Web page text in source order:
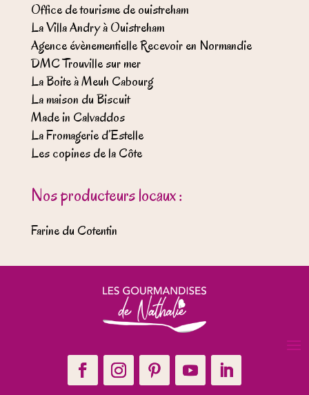
Office de tourisme de ouistreham
La Villa Andry à Ouistreham
Agence évènementielle Recevoir en Normandie
DMC Trouville sur mer
La Boite à Meuh Cabourg
La maison du Biscuit
Made in Calvaddos
La Fromagerie d’Estelle
Les copines de la Côte
Nos producteurs locaux :
Farine du Cotentin